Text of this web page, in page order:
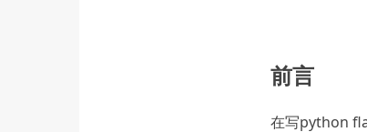
前言
在写python